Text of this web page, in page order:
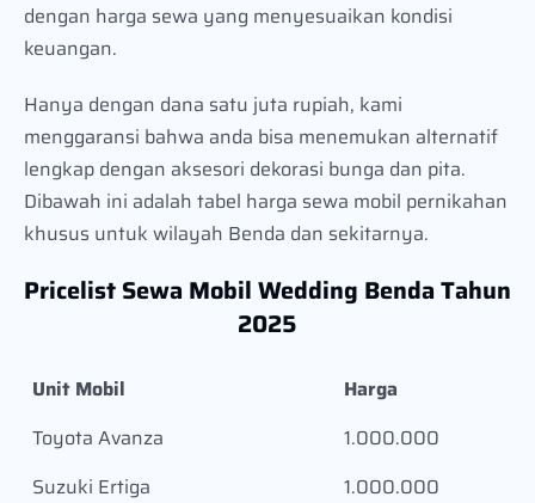
dengan harga sewa yang menyesuaikan kondisi
keuangan.
Hanya dengan dana satu juta rupiah, kami
menggaransi bahwa anda bisa menemukan alternatif
lengkap dengan aksesori dekorasi bunga dan pita.
Dibawah ini adalah tabel harga sewa mobil pernikahan
khusus untuk wilayah Benda dan sekitarnya.
Pricelist Sewa Mobil Wedding Benda Tahun
2025
Unit Mobil
Harga
Toyota Avanza
1.000.000
Suzuki Ertiga
1.000.000